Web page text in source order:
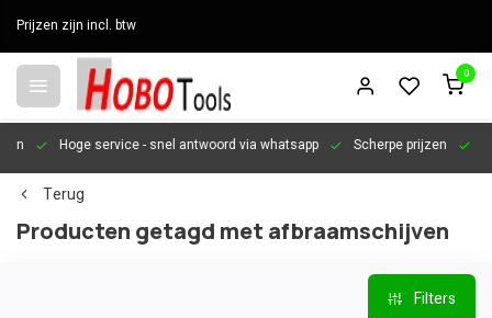
Prijzen zijn incl. btw
0
Hoge service- snel antwoord via whatsapp Scherpe prijzen
Terug
Producten getagd met afbraamschijven
Filters